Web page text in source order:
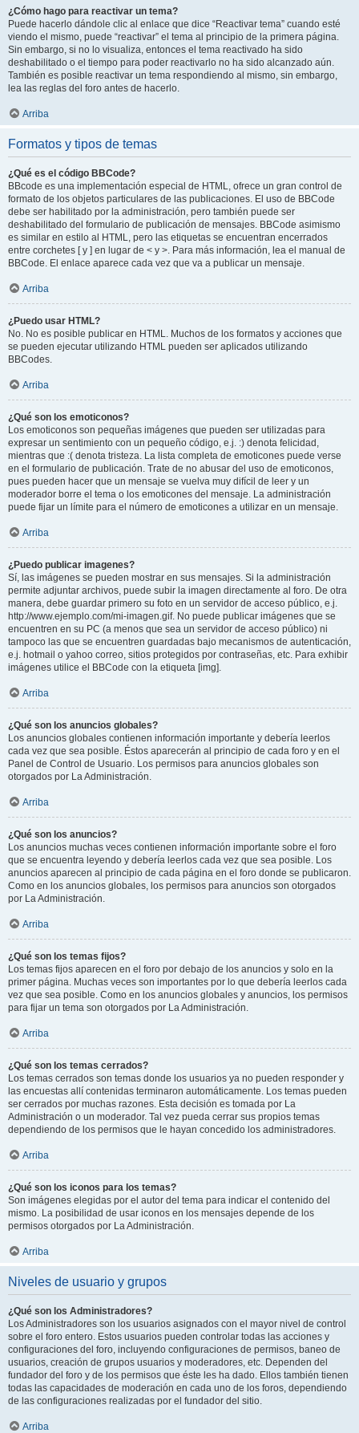
¿Cómo hago para reactivar un tema?
Puede hacerlo dándole clic al enlace que dice “Reactivar tema” cuando esté
viendo el mismo, puede “reactivar” el tema al principio de la primera página.
Sin embargo, si no lo visualiza, entonces el tema reactivado ha sido
deshabilitado o el tiempo para poder reactivarlo no ha sido alcanzado aún.
También es posible reactivar un tema respondiendo al mismo, sin embargo,
lea las reglas del foro antes de hacerlo.
Arriba
Formatos y tipos de temas
¿Qué es el código BBCode?
BBcode es una implementación especial de HTML, ofrece un gran control de
formato de los objetos particulares de las publicaciones. El uso de BBCode
debe ser habilitado por la administración, pero también puede ser
deshabilitado del formulario de publicación de mensajes. BBCode asimismo
es similar en estilo al HTML, pero las etiquetas se encuentran encerrados
entre corchetes [ y ] en lugar de < y >. Para más información, lea el manual de
BBCode. El enlace aparece cada vez que va a publicar un mensaje.
Arriba
¿Puedo usar HTML?
No. No es posible publicar en HTML. Muchos de los formatos y acciones que
se pueden ejecutar utilizando HTML pueden ser aplicados utilizando
BBCodes.
Arriba
¿Qué son los emoticonos?
Los emoticonos son pequeñas imágenes que pueden ser utilizadas para
expresar un sentimiento con un pequeño código, e.j. :) denota felicidad,
mientras que :( denota tristeza. La lista completa de emoticones puede verse
en el formulario de publicación. Trate de no abusar del uso de emoticonos,
pues pueden hacer que un mensaje se vuelva muy difícil de leer y un
moderador borre el tema o los emoticones del mensaje. La administración
puede fijar un límite para el número de emoticones a utilizar en un mensaje.
Arriba
¿Puedo publicar imagenes?
Sí, las imágenes se pueden mostrar en sus mensajes. Si la administración
permite adjuntar archivos, puede subir la imagen directamente al foro. De otra
manera, debe guardar primero su foto en un servidor de acceso público, e.j.
http://www.ejemplo.com/mi-imagen.gif. No puede publicar imágenes que se
encuentren en su PC (a menos que sea un servidor de acceso público) ni
tampoco las que se encuentren guardadas bajo mecanismos de autenticación,
e.j. hotmail o yahoo correo, sitios protegidos por contraseñas, etc. Para exhibir
imágenes utilice el BBCode con la etiqueta [img].
Arriba
¿Qué son los anuncios globales?
Los anuncios globales contienen información importante y debería leerlos
cada vez que sea posible. Éstos aparecerán al principio de cada foro y en el
Panel de Control de Usuario. Los permisos para anuncios globales son
otorgados por La Administración.
Arriba
¿Qué son los anuncios?
Los anuncios muchas veces contienen información importante sobre el foro
que se encuentra leyendo y debería leerlos cada vez que sea posible. Los
anuncios aparecen al principio de cada página en el foro donde se publicaron.
Como en los anuncios globales, los permisos para anuncios son otorgados
por La Administración.
Arriba
¿Qué son los temas fijos?
Los temas fijos aparecen en el foro por debajo de los anuncios y solo en la
primer página. Muchas veces son importantes por lo que debería leerlos cada
vez que sea posible. Como en los anuncios globales y anuncios, los permisos
para fijar un tema son otorgados por La Administración.
Arriba
¿Qué son los temas cerrados?
Los temas cerrados son temas donde los usuarios ya no pueden responder y
las encuestas allí contenidas terminaron automáticamente. Los temas pueden
ser cerrados por muchas razones. Esta decisión es tomada por La
Administración o un moderador. Tal vez pueda cerrar sus propios temas
dependiendo de los permisos que le hayan concedido los administradores.
Arriba
¿Qué son los iconos para los temas?
Son imágenes elegidas por el autor del tema para indicar el contenido del
mismo. La posibilidad de usar iconos en los mensajes depende de los
permisos otorgados por La Administración.
Arriba
Niveles de usuario y grupos
¿Qué son los Administradores?
Los Administradores son los usuarios asignados con el mayor nivel de control
sobre el foro entero. Estos usuarios pueden controlar todas las acciones y
configuraciones del foro, incluyendo configuraciones de permisos, baneo de
usuarios, creación de grupos usuarios y moderadores, etc. Dependen del
fundador del foro y de los permisos que éste les ha dado. Ellos también tienen
todas las capacidades de moderación en cada uno de los foros, dependiendo
de las configuraciones realizadas por el fundador del sitio.
Arriba